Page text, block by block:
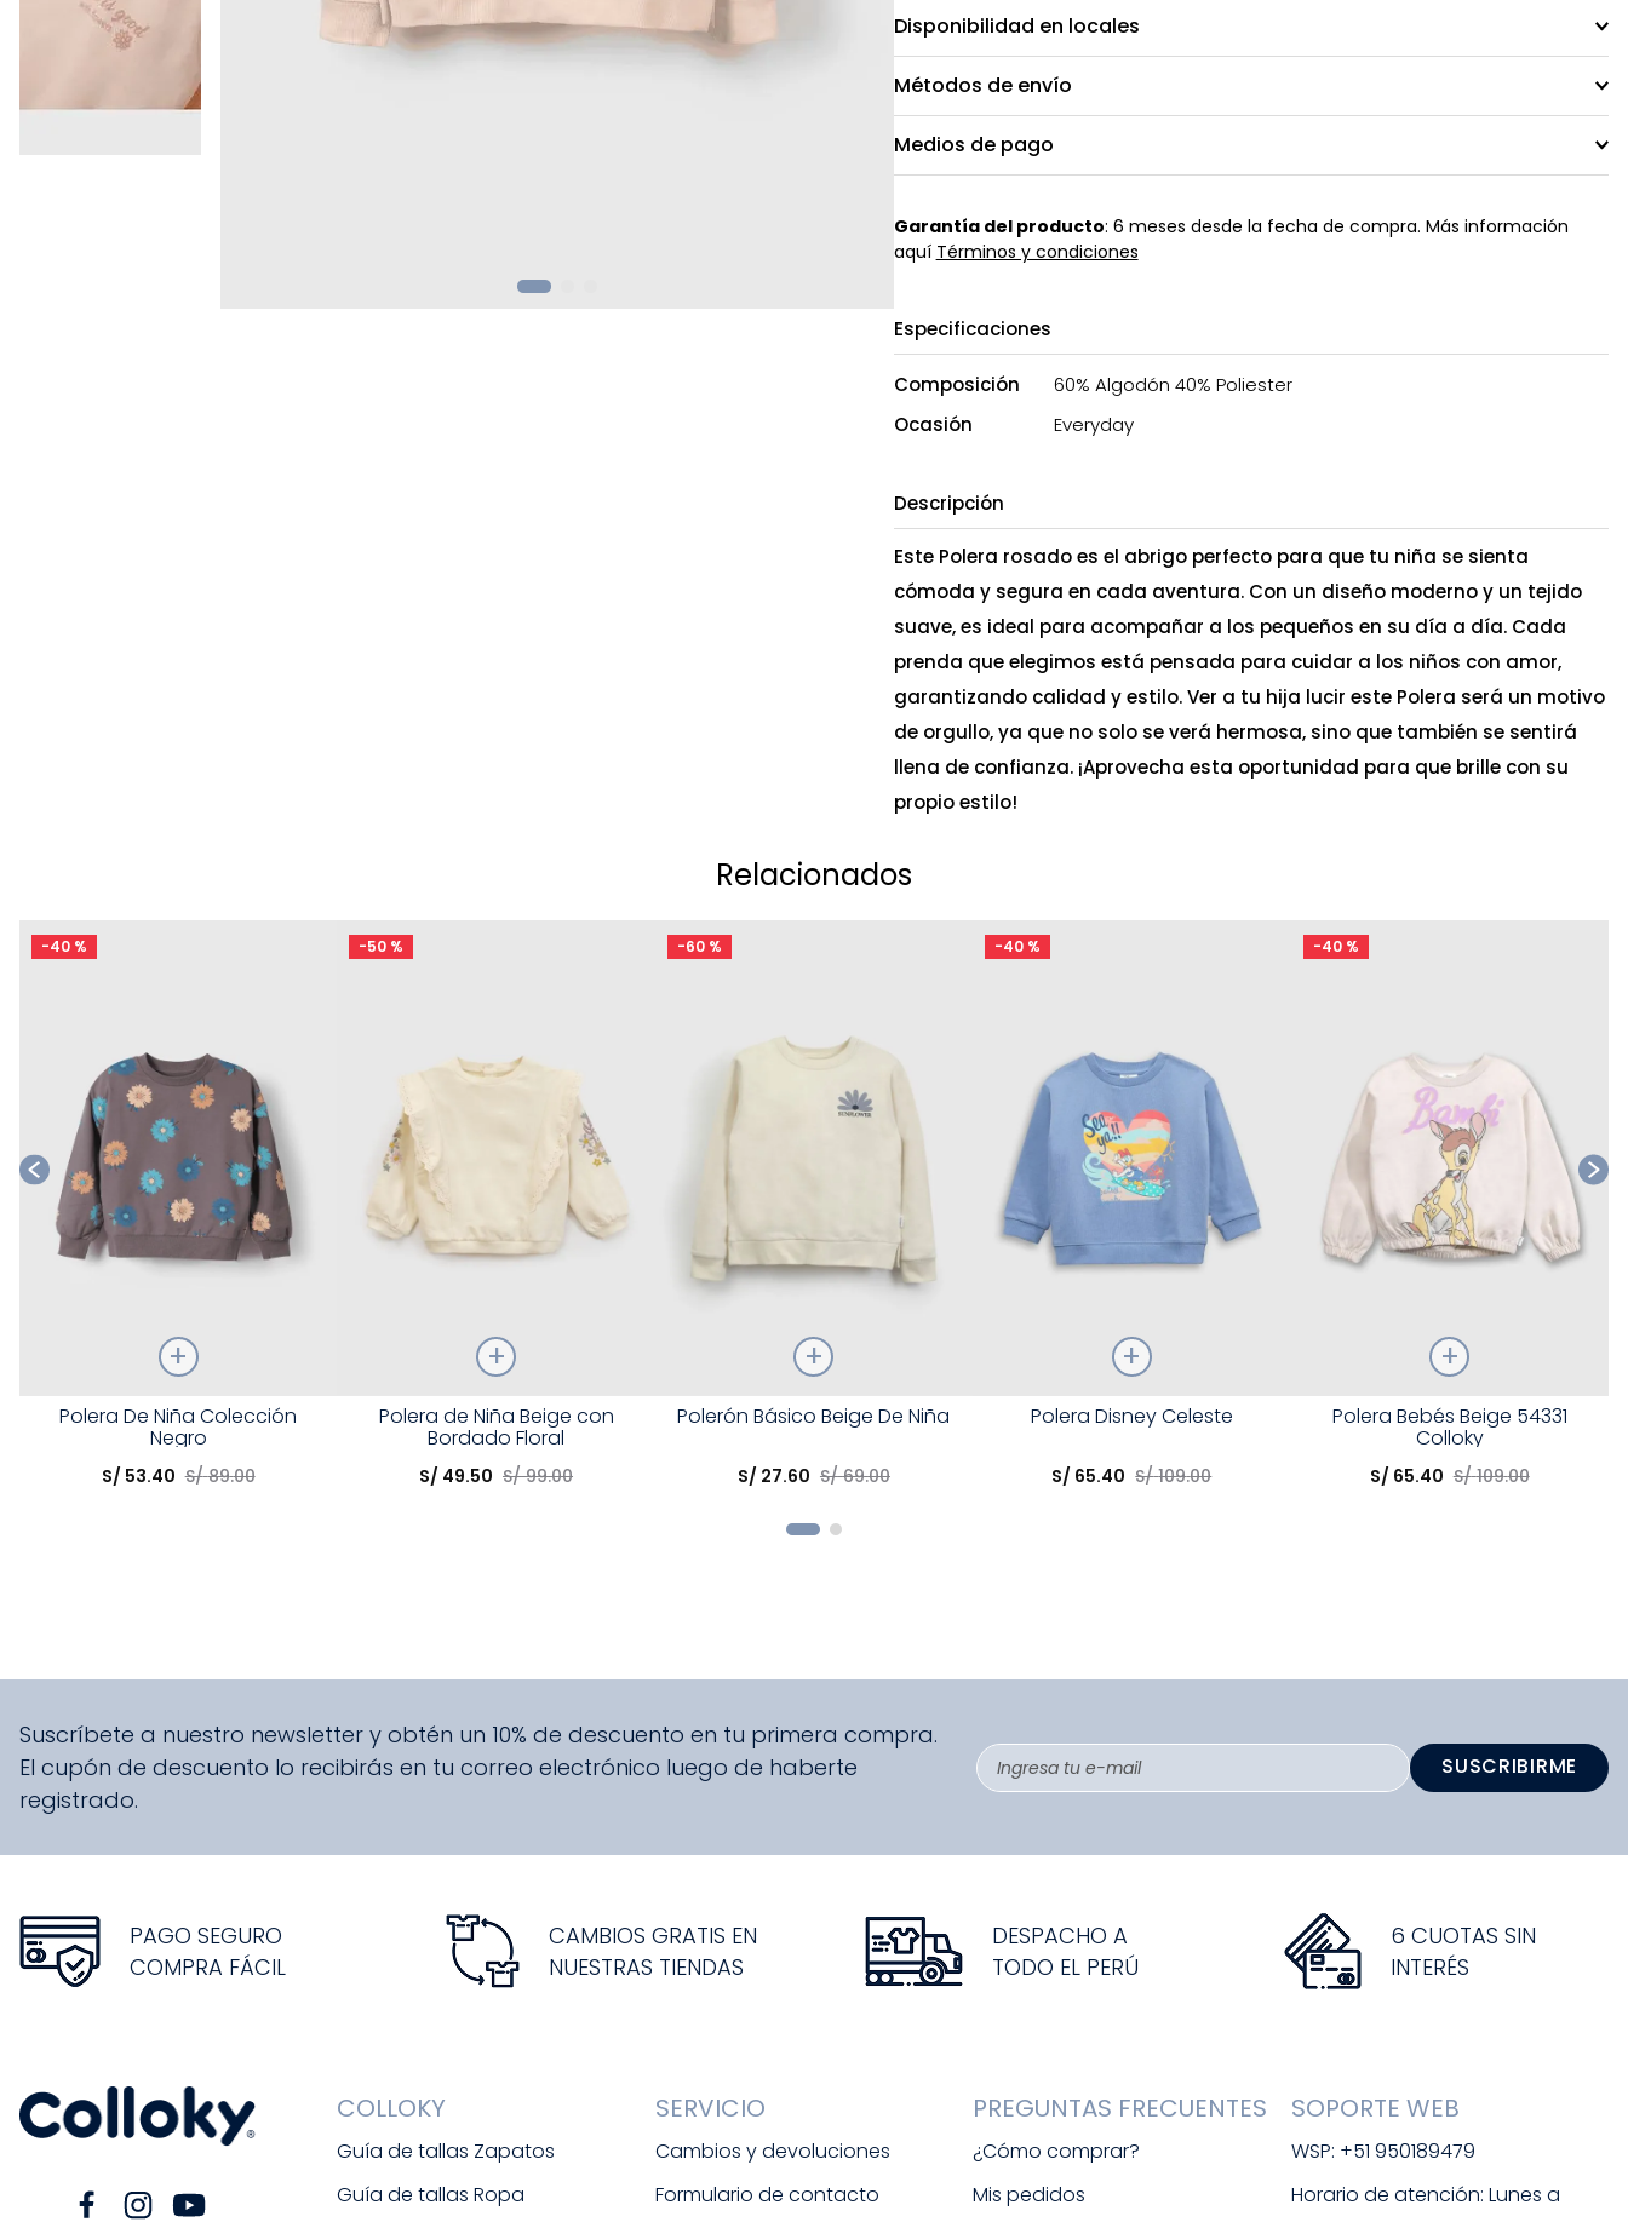
Disponibilidad en locales
Métodos de envío
Medios de pago
Garantía del producto: 6 meses desde la fecha de compra. Más información
aquí Términos y condiciones
Especificaciones
Composición
60% Algodón 40% Poliester
Ocasión
Everyday
Descripción
Este Polera rosado es el abrigo perfecto para que tu niña se sienta
cómoda y segura en cada aventura. Con un diseño moderno y un tejido
suave, es ideal para acompañar a los pequeños en su día a día. Cada
prenda que elegimos está pensada para cuidar a los niños con amor,
garantizando calidad y estilo. Ver a tu hija lucir este Polera será un motivo
de orgullo, ya que no solo se verá hermosa, sino que también se sentirá
llena de confianza. ¡Aprovecha esta oportunidad para que brille con su
propio estilo!
Relacionados
-40 %
Elige una opción
Polera De Niña Colección
Negro
S/ 53.40 S/ 89.00
-50 %
Elige una opción
Polera de Niña Beige con
Bordado Floral
S/ 49.50 S/ 99.00
-60 %
Talla
Polerón Básico Beige De Niña
S/ 27.60 S/ 69.00
-40 %
Polera Disney Celeste
S/ 65.40 S/ 109.00
-40 %
Elige una opción
Polera Bebés Beige 54331
Colloky
S/ 65.40 S/ 109.00
Suscríbete a nuestro newsletter y obtén un 10% de descuento en tu primera compra.
El cupón de descuento lo recibirás en tu correo electrónico luego de haberte
registrado.
SUSCRIBIRME
PAGO SEGURO
COMPRA FÁCIL
CAMBIOS GRATIS EN
NUESTRAS TIENDAS
DESPACHO A
TODO EL PERÚ
6 CUOTAS SIN
INTERÉS
COLLOKY
Guía de tallas Zapatos
Guía de tallas Ropa
SERVICIO
Cambios y devoluciones
Formulario de contacto
PREGUNTAS FRECUENTES
¿Cómo comprar?
Mis pedidos
SOPORTE WEB
WSP: +51 950189479
Horario de atención: Lunes a